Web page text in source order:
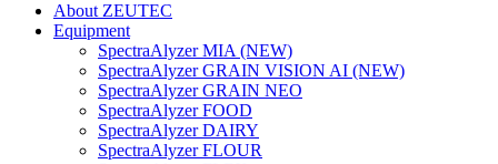
About ZEUTEC
Equipment
SpectraAlyzer MIA (NEW)
SpectraAlyzer GRAIN VISION AI (NEW)
SpectraAlyzer GRAIN NEO
SpectraAlyzer FOOD
SpectraAlyzer DAIRY
SpectraAlyzer FLOUR